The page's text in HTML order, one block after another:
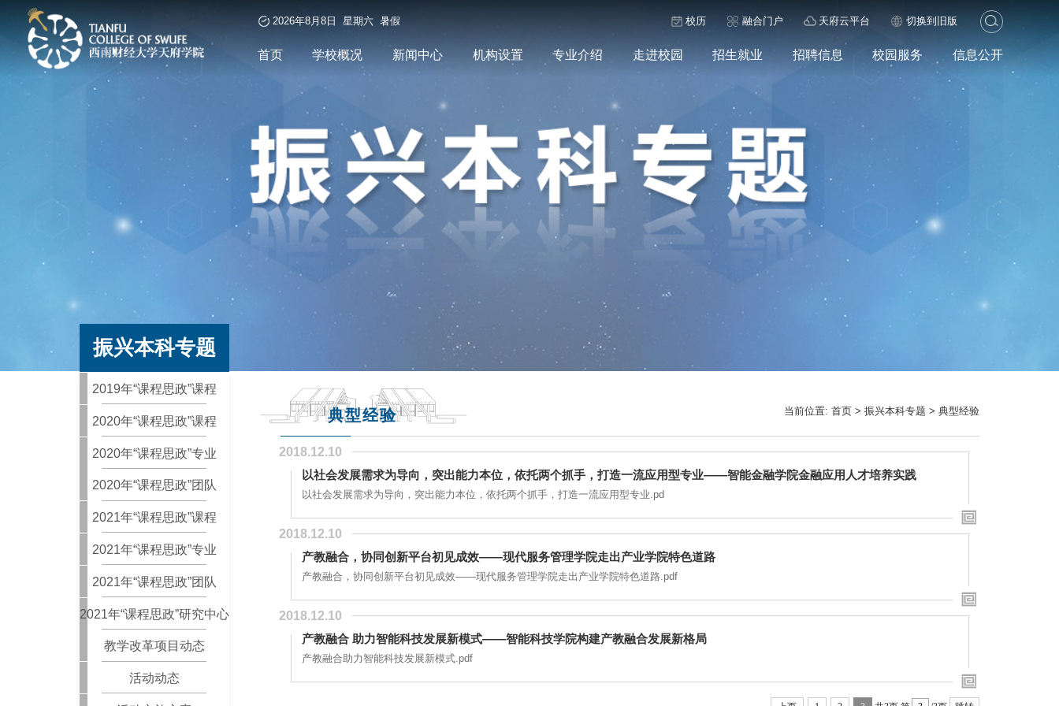
2026年8月8日 星期六 暑假 校历 融合门户 天府云平台 切换到旧版
首页 学校概况 新闻中心 机构设置 专业介绍 走进校园 招生就业 招聘信息 校园服务 信息公开
振兴本科专题
2019年“课程思政”课程
2020年“课程思政”课程
2020年“课程思政”专业
2020年“课程思政”团队
2021年“课程思政”课程
2021年“课程思政”专业
2021年“课程思政”团队
2021年“课程思政”研究中心
教学改革项目动态
活动动态
典型经验 当前位置:首页 >振兴本科专题 >典型经验
2018.12.10
以社会发展需求为导向，突出能力本位，依托两个抓手，打造一流应用型专业——智能金融学院金融应用人才培养实践
以社会发展需求为导向，突出能力本位，依托两个抓手，打造一流应用型专业.pd
2018.12.10
产教融合，协同创新平台初见成效——现代服务管理学院走出产业学院特色道路
产教融合，协同创新平台初见成效——现代服务管理学院走出产业学院特色道路.pdf
2018.12.10
产教融合 助力智能科技发展新模式——智能科技学院构建产教融合发展新格局
产教融合助力智能科技发展新模式.pdf